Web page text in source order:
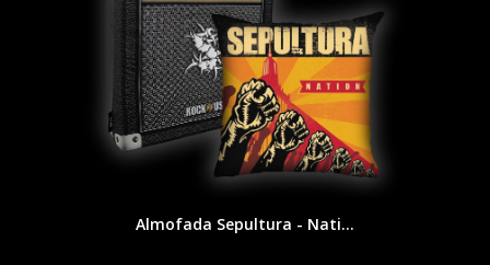
Almofada Sepultura - Nati...